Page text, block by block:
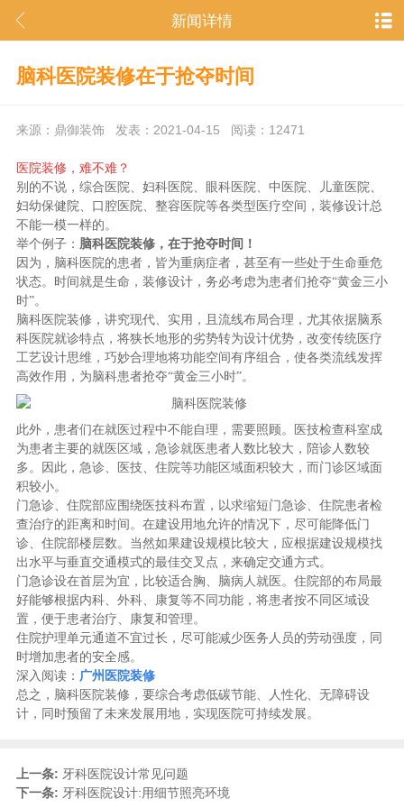
新闻详情
脑科医院装修在于抢夺时间
来源：鼎御装饰 发表：2021-04-15 阅读：12471
医院装修，难不难？
别的不说，综合医院、妇科医院、眼科医院、中医院、儿童医院、
妇幼保健院、口腔医院、整容医院等各类型医疗空间，装修设计总
不能一模一样的。
举个例子： 脑科医院装修，在于抢夺时间！
因为，脑科医院的患者，皆为重病症者，甚至有一些处于生命垂危
状态。时间就是生命，装修设计，务必考虑为患者们抢夺“黄金三小
时”。
脑科医院装修，讲究现代、实用，且流线布局合理，尤其依据脑系
科医院就诊特点，将狭长地形的劣势转为设计优势，改变传统医疗
工艺设计思维，巧妙合理地将功能空间有序组合，使各类流线发挥
高效作用，为脑科患者抢夺“黄金三小时”。
此外，患者们在就医过程中不能自理，需要照顾。医技检查科室成
为患者主要的就医区域，急诊就医患者人数比较大，陪诊人数较
多。因此，急诊、医技、住院等功能区域面积较大，而门诊区域面
积较小。
门急诊、住院部应围绕医技科布置，以求缩短门急诊、住院患者检
查治疗的距离和时间。在建设用地允许的情况下，尽可能降低门
诊、住院部楼层数。当然如果建设规模比较大，应根据建设规模找
出水平与垂直交通模式的最佳交叉点，来确定交通方式。
门急诊设在首层为宜，比较适合胸、脑病人就医。住院部的布局最
好能够根据内科、外科、康复等不同功能，将患者按不同区域设
置，便于患者治疗、康复和管理。
住院护理单元通道不宜过长，尽可能减少医务人员的劳动强度，同
时增加患者的安全感。
深入阅读： 广州医院装修
总之，脑科医院装修，要综合考虑低碳节能、人性化、无障碍设
计，同时预留了未来发展用地，实现医院可持续发展。
上一条: 牙科医院设计常见问题
下一条: 牙科医院设计:用细节照亮环境